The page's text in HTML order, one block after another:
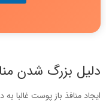
دلیل بزرگ‌ شدن
ایجاد منافذ باز پوست غالبا